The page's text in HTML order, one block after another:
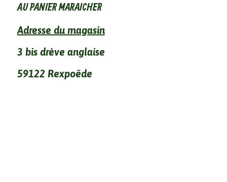
AU PANIER MARAICHER
Adresse du magasin
3 bis drève anglaise
59122 Rexpoëde